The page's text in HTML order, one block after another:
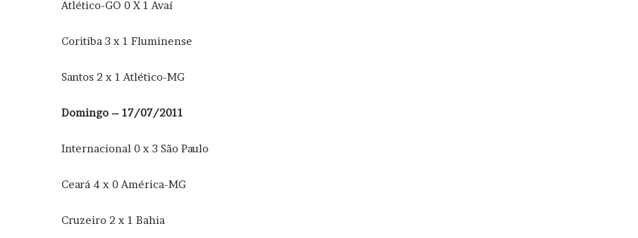
Atlético-GO 0 X 1 Avaí
Coritiba 3 x 1 Fluminense
Santos 2 x 1 Atlético-MG
Domingo – 17/07/2011
Internacional 0 x 3 São Paulo
Ceará 4 x 0 América-MG
Cruzeiro 2 x 1 Bahia